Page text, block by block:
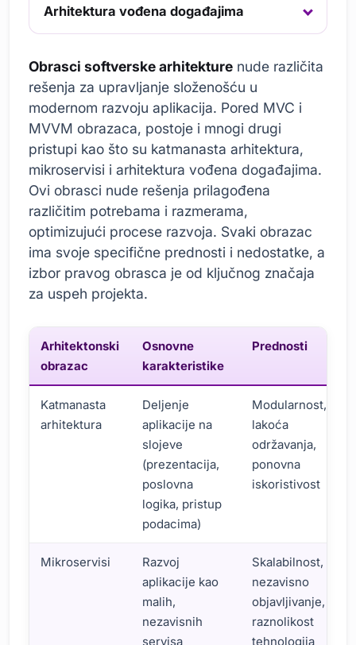
Arhitektura vođena događajima
Obrasci softverske arhitekture nude različita
rešenja za upravljanje složenošću u
modernom razvoju aplikacija. Pored MVC i
MVVM obrazaca, postoje i mnogi drugi
pristupi kao što su katmanasta arhitektura,
mikroservisi i arhitektura vođena događajima.
Ovi obrasci nude rešenja prilagođena
različitim potrebama i razmerama,
optimizujući procese razvoja. Svaki obrazac
ima svoje specifične prednosti i nedostatke, a
izbor pravog obrasca je od ključnog značaja
za uspeh projekta.
Arhitektonski
obrazac
Osnovne
karakteristike
Prednosti
Katmanasta
arhitektura
Deljenje
aplikacije na
slojeve
(prezentacija,
poslovna
logika, pristup
podacima)
Modularnost,
lakoća
održavanja,
ponovna
iskoristivost
Mikroservisi
Razvoj
aplikacije kao
malih,
nezavisnih
servisa
Skalabilnost,
nezavisno
objavljivanje,
raznolikost
tehnologija